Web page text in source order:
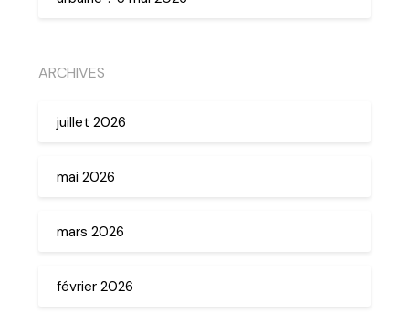
ARCHIVES
juillet 2026
mai 2026
mars 2026
février 2026